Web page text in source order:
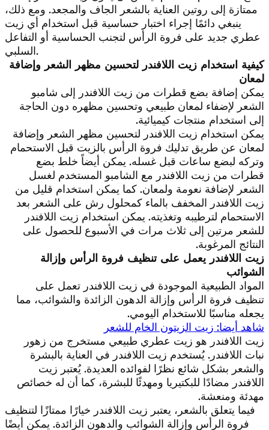
ممتازة إلى روتين العناية بالشعر الجاف والمجعد. ومع ذلك،
ينبغي دائمًا إجراء اختبار حساسية قبل استخدام أي زيت
عطري جديد على فروة الرأس لتجنب الحساسية أو التفاعل
السلبي.
كيفية استخدام زيت اللافندر لتحسين مظهر الشعر وإضافة
لمعان
يمكن إضافة بضع قطرات من زيت اللافندر إلى شامبو
الشعر لإضفاء لمعان طبيعي وتحسين مظهره دون الحاجة
إلى استخدام منتجات كيميائية.
يمكن استخدام زيت اللافندر لتحسين مظهر الشعر وإضافة
لمعان عن طريق تدليك فروة الرأس بالزيت قبل الاستحمام
وتركه لبضع ساعات قبل غسله. يمكن أيضاً خلط بضع
قطرات من زيت اللافندر مع الشامبو المستخدم لغسل
الشعر لإضافة نعومة ولمعان. كما يمكن استخدام قليل من
زيت اللافندر المخفف بالماء كمحلول رش على الشعر بعد
الاستحمام لترطيبه وتغذيته. يمكن استخدام زيت اللافندر
للشعر مرتين إلى ثلاث مرات في الأسبوع للحصول على
النتائج المرغوبة.
زيت اللافندر يعمل على تنظيف فروة الرأس وإزالة
الشوائب
المواد الطبيعية الموجودة في زيت اللافندر تعمل على
تنظيف فروة الرأس وإزالة الدهون الزائدة والشوائب، مما
يجعله مناسبًا للاستخدام اليومي.
شاهد أيضا: زيت الزيتون الخام للشعر
زيت اللافندر هو زيت عطري طبيعي مستخرج من زهور
نبات اللافندر. يُستخدم زيت اللافندر في العناية بالبشرة
والشعر بشكل شائع نظرًا لفوائده العديدة. يُعتبر زيت
اللافندر مضادًا للبكتيريا ومهدئًا للبشرة، كما أن له خصائص
مهدئة ومنعشة.
فيما يتعلق بالشعر، يعتبر زيت اللافندر خيارًا ممتازًا لتنظيف
فروة الرأس وإزالة الشوائب والدهون الزائدة. يمكن أيضًا